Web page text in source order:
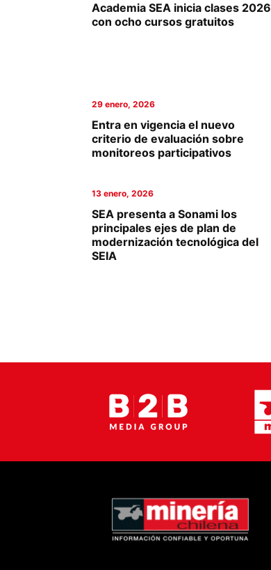
Calendario de Eventos
Academia SEA inicia clases 2026
con ocho cursos gratuitos
29 enero, 2026
Entra en vigencia el nuevo
criterio de evaluación sobre
monitoreos participativos
13 enero, 2026
SEA presenta a Sonami los
principales ejes de plan de
modernización tecnológica del
SEIA